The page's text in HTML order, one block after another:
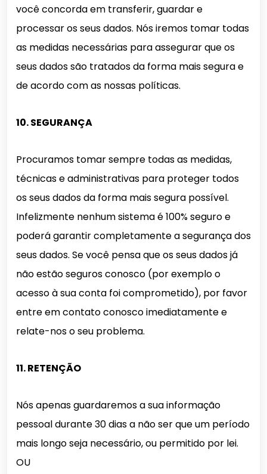
você concorda em transferir, guardar e
processar os seus dados. Nós iremos tomar todas
as medidas necessárias para assegurar que os
seus dados são tratados da forma mais segura e
de acordo com as nossas políticas.
10. SEGURANÇA
Procuramos tomar sempre todas as medidas,
técnicas e administrativas para proteger todos
os seus dados da forma mais segura possível.
Infelizmente nenhum sistema é 100% seguro e
poderá garantir completamente a segurança dos
seus dados. Se você pensa que os seus dados já
não estão seguros conosco (por exemplo o
acesso à sua conta foi comprometido), por favor
entre em contato conosco imediatamente e
relate-nos o seu problema.
11. RETENÇÃO
Nós apenas guardaremos a sua informação
pessoal durante 30 dias a não ser que um período
mais longo seja necessário, ou permitido por lei.
OU